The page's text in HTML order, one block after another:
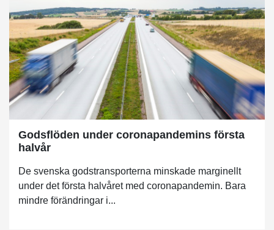
Godsflöden under coronapandemins första
halvår
De svenska godstransporterna minskade marginellt
under det första halvåret med coronapandemin. Bara
mindre förändringar i...